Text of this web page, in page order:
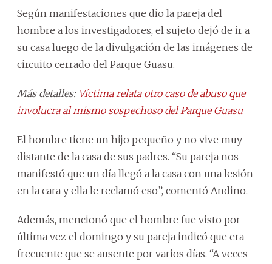
Según manifestaciones que dio la pareja del
hombre a los investigadores, el sujeto dejó de ir a
su casa luego de la divulgación de las imágenes de
circuito cerrado del Parque Guasu.
Más detalles: Víctima relata otro caso de abuso que
involucra al mismo sospechoso del Parque Guasu
El hombre tiene un hijo pequeño y no vive muy
distante de la casa de sus padres. “Su pareja nos
manifestó que un día llegó a la casa con una lesión
en la cara y ella le reclamó eso”, comentó Andino.
Además, mencionó que el hombre fue visto por
última vez el domingo y su pareja indicó que era
frecuente que se ausente por varios días. “A veces